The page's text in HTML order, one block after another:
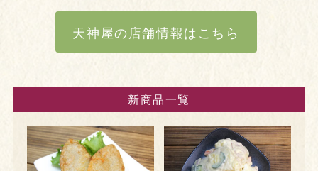
天神屋の店舗情報はこちら
新商品一覧